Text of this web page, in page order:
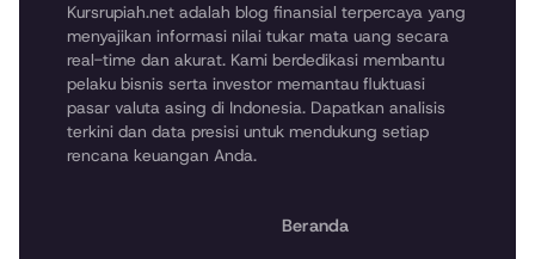
Kursrupiah.net adalah blog finansial terpercaya yang
menyajikan informasi nilai tukar mata uang secara
real-time dan akurat. Kami berdedikasi membantu
pelaku bisnis serta investor memantau fluktuasi
pasar valuta asing di Indonesia. Dapatkan analisis
terkini dan data presisi untuk mendukung setiap
rencana keuangan Anda.
Beranda